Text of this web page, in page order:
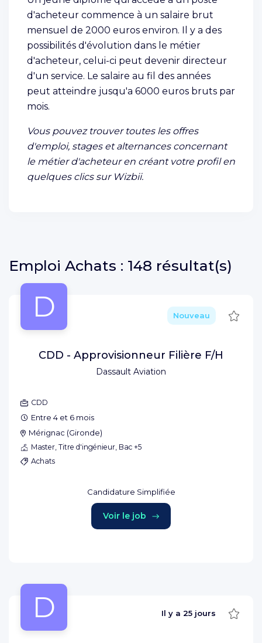
d'acheteur commence à un salaire brut
mensuel de 2000 euros environ. Il y a des
possibilités d'évolution dans le métier
d'acheteur, celui-ci peut devenir directeur
d'un service. Le salaire au fil des années
peut atteindre jusqu'a 6000 euros bruts par
mois.
Vous pouvez trouver toutes les offres
d'emploi, stages et alternances concernant
le métier d'acheteur en créant votre profil en
quelques clics sur Wizbii.
Emploi Achats : 148 résultat(s)
D
Dassault Aviation
Nouveau
CDD - Approvisionneur Filière F/H
CDD
Entre 4 et 6 mois
Mérignac (Gironde)
Master, Titre d'ingénieur, Bac +5
Achats
Candidature Simplifiée
Voir le job
D Il y a 25 jours